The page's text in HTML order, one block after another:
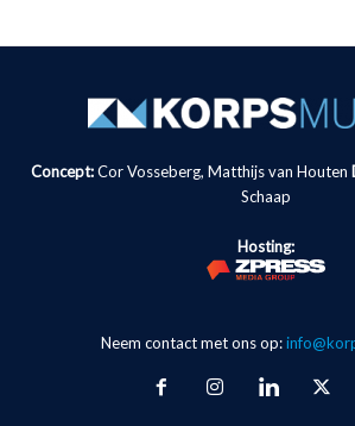
Concept:Cor Vosseberg, Matthijs van Houten
Schaap
Hosting:
Neem contact met ons op: